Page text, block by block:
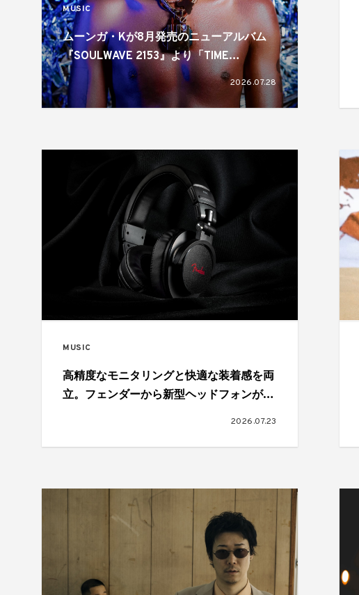
MUSIC
ムーンガ・Kが8月発売のニューアルバム
『SOULWAVE 2153』より「TIME
TRAVELLIN’ LOVER」を先行配信
2026.07.28
MUSIC
高精度なモニタリングと快適な装着感を両
立。フェンダーから新型ヘッドフォンが登
2026.07.23